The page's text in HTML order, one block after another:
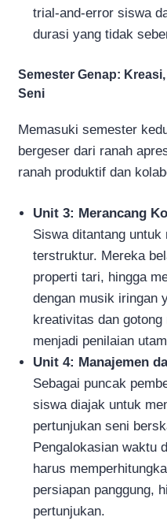
trial-and-error siswa
durasi yang tidak
Semester Genap:
Seni
Memasuki semester
bergeser dari ranah
ranah produktif dan
Unit 3: Merancang
Siswa ditantang
terstruktur. Mereka
properti tari, hingga
dengan musik iringan
kreativitas dan
menjadi penilaian
Unit 4: Manajemen
Sebagai puncak
siswa diajak untuk
pertunjukan seni
Pengalokasian waktu
harus
persiapan panggung,
pertunjukan.